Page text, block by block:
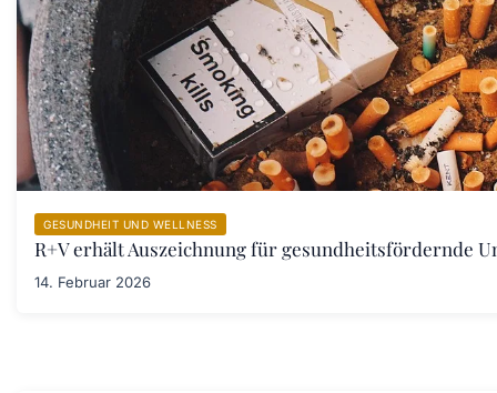
GESUNDHEIT UND WELLNESS
R+V erhält Auszeichnung für gesundheitsfördernde
14. Februar 2026